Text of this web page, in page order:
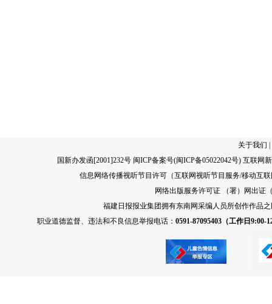
关于我们
国新办发函[2001]232号 闽ICP备案号(闽ICP备05022042号) 互联网
信息网络传播视听节目许可（互联网视听节目服务/移动互
网络出版服务许可证 （署）网出证
福建日报报业集团拥有东南网采编人员所创作作品
职业道德监督、违法和不良信息举报电话： 0591-87095403（工作日9:00-